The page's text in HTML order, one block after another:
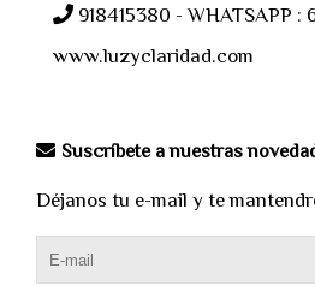
918415380 - WHATSAPP :
www.luzyclaridad.com
Suscríbete a nuestras
Déjanos tu e-mail y te